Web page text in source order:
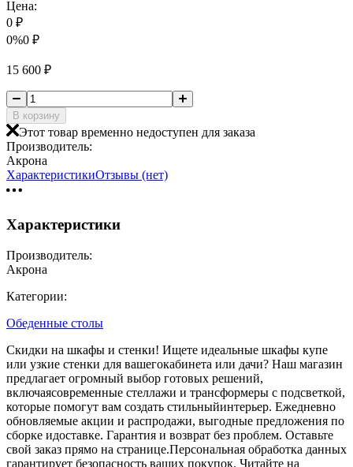
Цена:
0 ₽
0%0 ₽
15 600 ₽
В корзину
Этот товар временно недоступен для заказа
Производитель:
Акрона
ХарактеристикиОтзывы (нет)
Характеристики
Производитель:
Акрона
Категории:
Обеденные столы
Скидки на шкафы и стенки! Ищете идеальные шкафы купе
или узкие стенки для вашегокабинета или дачи? Наш магазин
предлагает огромный выбор готовых решений,
включаясовременные стеллажи и трансформеры с подсветкой,
которые помогут вам создать стильныйинтерьер. Ежедневно
обновляемые акции и распродажи, выгодные предложения по
сборке идоставке. Гарантия и возврат без проблем. Оставьте
свой заказ прямо на странице.Персональная обработка данных
гарантирует безопасность ваших покупок. Читайте на